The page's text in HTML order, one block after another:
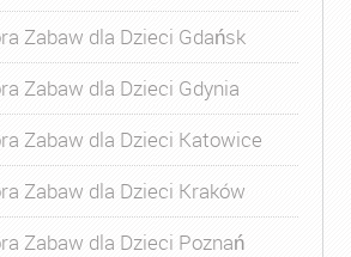
Zabaw dla Dzieci Gdańsk
Zabaw dla Dzieci Gdynia
Zabaw dla Dzieci Katowice
Zabaw dla Dzieci Kraków
Zabaw dla Dzieci Poznań